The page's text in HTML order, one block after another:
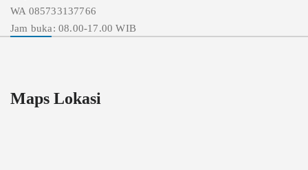
WA 085733137766
Jam buka: 08.00-17.00 WIB
Maps Lokasi